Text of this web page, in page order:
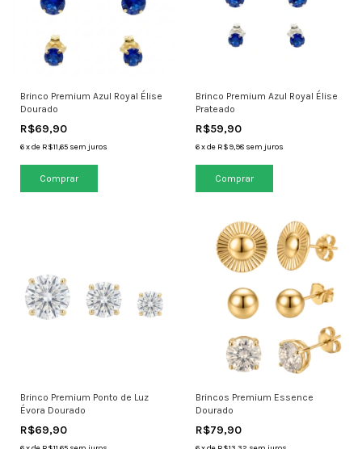
Brinco Premium Azul Royal Élise
Dourado
R$69,90
6xde R$11,65 sem juros
Brinco Premium Azul Royal Élise
Prateado
R$59,90
6 xde R$9,98 sem juros
Brinco Premium Ponto de Luz
Évora Dourado
R$69,90
Brincos Premium Essence
Dourado
R$79,90